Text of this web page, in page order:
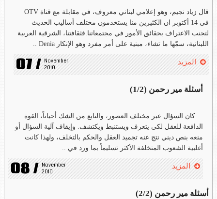
قال زياد نجيم، وهو إعلامي لبناني معروف، في مقابلة مع قناة OTV
في 14 أكتوبر ان الكثيرين منا يستخدمون مختلف أساليب الحديث
لتجنب الاعتراف بحقائق الأمور في مجتمعاتنا.فثقافتنا، الشرقية العربية
اللبنانية، سمّها ما تشاء، مبنية على أمر مفرد وهو الإنكار Denia ..
07 / November
2010
المزيد
أسئلة مير رحمن (1/2)
كان السؤال عبر مختلف العصور، والنابع من الشك أحياناً، القوة
الدافعة للعقل لكي يتعرف ويستنبط ويكتشف. وإيقاف آلية السؤال أو
منعه بنص ديني نتج عنه تجميد العقل والحكم بالتخلف، ولهذا كانت
أغلبية الشعوب المتخلفة الأكثر تسليماً بما ورد في ..
08 / November
2010
المزيد
أسئلة مير رحمن (2/2)